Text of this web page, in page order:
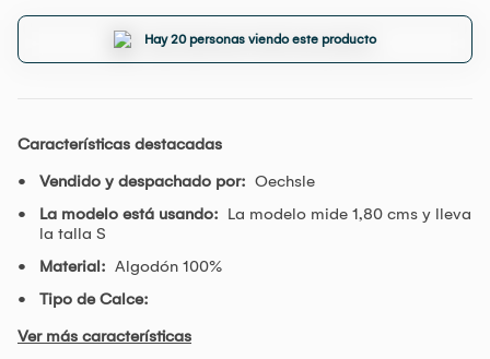
Hay 20 personas viendo este producto
Características destacadas
Vendido y despachado por: Oechsle
La modelo está usando: La modelo mide 1,80 cms y lleva
la talla S
Material: Algodón 100%
Tipo de Calce:
Ver más características